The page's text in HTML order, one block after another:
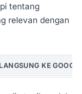
tentang
relevan dengan
KE GOOGLE